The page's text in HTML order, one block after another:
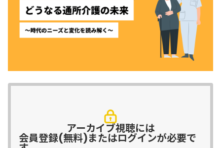
アーカイブ視聴には
会員登録(無料)またはログインが必要で